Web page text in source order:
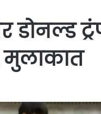
डोनल्ड
मुलाकात